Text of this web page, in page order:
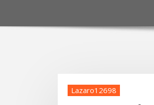
Lazaro12698